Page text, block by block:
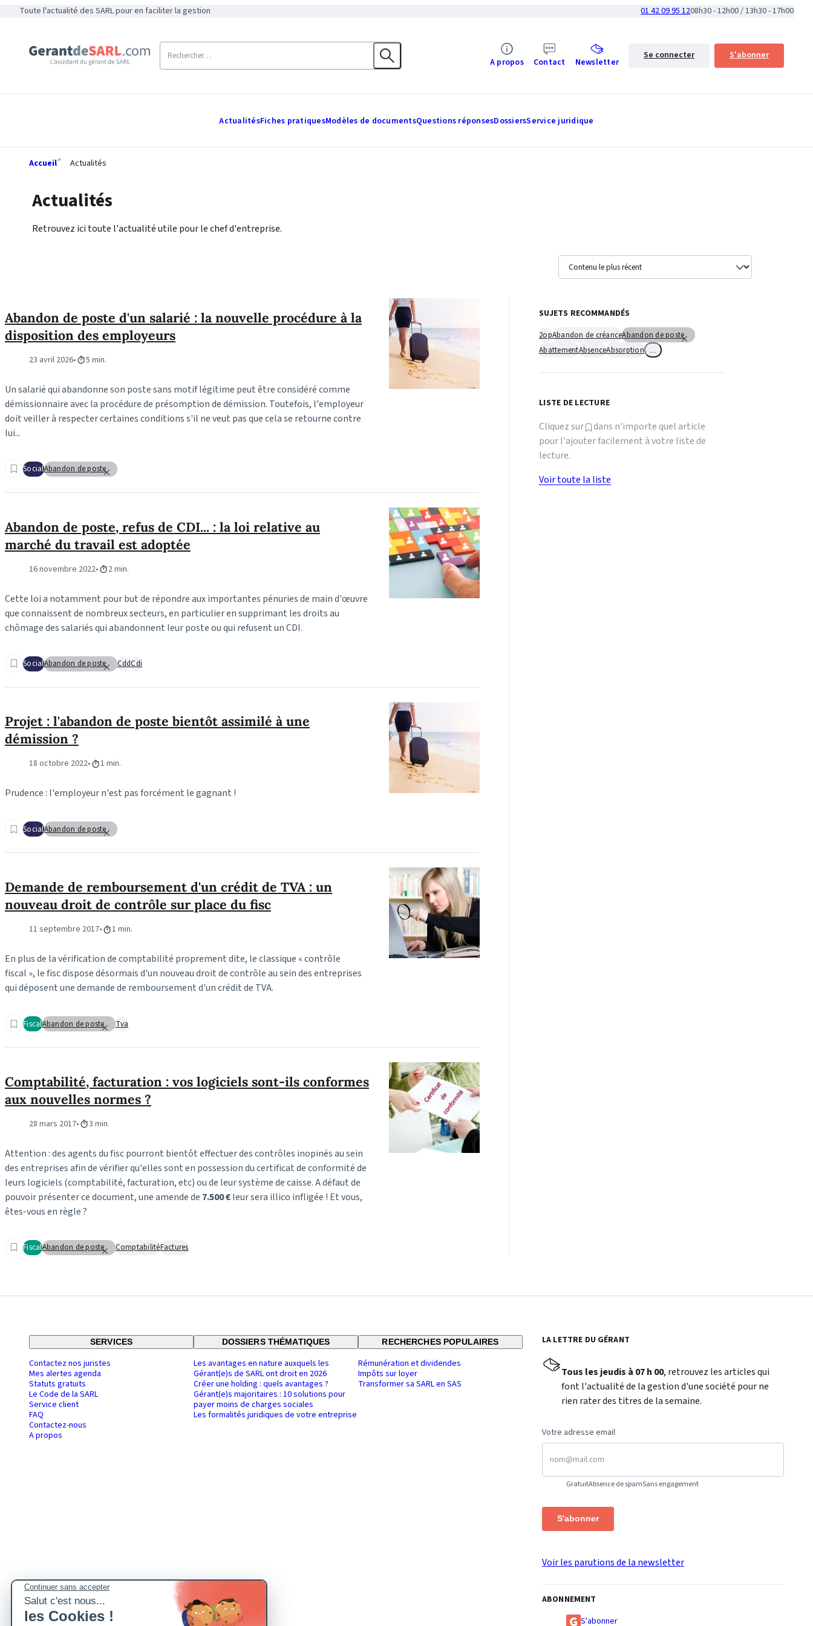
Toute l'actualité des SARL pour en faciliter la gestion 01 42 09 95 1208h30 - 12h00 / 13h30 - 17h00
A propos Contact Newsletter
Se connecter S'abonner
ActualitésFiches pratiquesModèles de documentsQuestions réponsesDossiersService juridique
Accueil Actualités
Actualités
Retrouvez ici toute l'actualité utile pour le chef d'entreprise.
Abandon de poste d'un salarié : la nouvelle procédure à la
disposition des employeurs
23 avril 2026 5 min.
Un salarié qui abandonne son poste sans motif légitime peut être considéré comme
démissionnaire avec la procédure de présomption de démission. Toutefois, l'employeur
doit veiller à respecter certaines conditions s'il ne veut pas que cela se retourne contre
lui...
SocialAbandon de poste
Abandon de poste, refus de CDI... : la loi relative au
marché du travail est adoptée
16 novembre 2022 2 min.
Cette loi a notamment pour but de répondre aux importantes pénuries de main d'œuvre
que connaissent de nombreux secteurs, en particulier en supprimant les droits au
chômage des salariés qui abandonnent leur poste ou qui refusent un CDI.
SocialAbandon de poste CddCdi
Projet : l'abandon de poste bientôt assimilé à une
démission ?
18 octobre 2022 1 min.
Prudence : l'employeur n'est pas forcément le gagnant !
SocialAbandon de poste
Demande de remboursement d'un crédit de TVA : un
nouveau droit de contrôle sur place du fisc
11 septembre 2017 1 min.
En plus de la vérification de comptabilité proprement dite, le classique « contrôle
fiscal », le fisc dispose désormais d'un nouveau droit de contrôle au sein des entreprises
qui déposent une demande de remboursement d'un crédit de TVA.
FiscalAbandon de poste Tva
Comptabilité, facturation : vos logiciels sont-ils conformes
aux nouvelles normes ?
28 mars 2017 3 min.
Attention : des agents du fisc pourront bientôt effectuer des contrôles inopinés au sein
des entreprises afin de vérifier qu'elles sont en possession du certificat de conformité de
leurs logiciels (comptabilité, facturation, etc) ou de leur système de caisse. A défaut de
pouvoir présenter ce document, une amende de 7.500 €leur sera illico infligée ! Et vous,
êtes-vous en règle ?
FiscalAbandon de poste ComptabilitéFactures
SUJETS RECOMMANDÉS
2opAbandon de créanceAbandon de poste
AbattementAbsenceAbsorption
LISTE DE LECTURE
Cliquez sur
dans n'importe quel article
pour l'ajouter facilement à votre liste de
lecture.
Voir toute la liste
SERVICES
Contactez nos juristes
Mes alertes agenda
Statuts gratuits
Le Code de la SARL
Service client
FAQ
Contactez-nous
A propos
DOSSIERS THÉMATIQUES
Les avantages en nature auxquels les
Gérant(e)s de SARL ont droit en 2026
Créer une holding : quels avantages ?
Gérant(e)s majoritaires : 10 solutions pour
payer moins de charges sociales
Les formalités juridiques de votre entreprise
RECHERCHES POPULAIRES
Rémunération et dividendes
Impôts sur loyer
Transformer sa SARL en SAS
LA LETTRE DU GÉRANT
Tous les jeudis à 07 h 00, retrouvez les articles qui
font l'actualité de la gestion d'une société pour ne
rien rater des titres de la semaine.
Votre adresse email
GratuitAbsence de spamSans engagement
S'abonner
Voir les parutions de la newsletter
ABONNEMENT
S'abonner